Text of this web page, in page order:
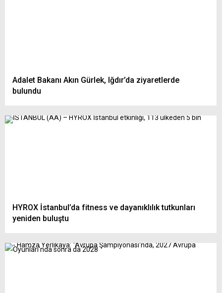
Adalet Bakanı Akın Gürlek, Iğdır’da ziyaretlerde
bulundu
HYROX İstanbul’da fitness ve dayanıklılık tutkunları
yeniden buluştu